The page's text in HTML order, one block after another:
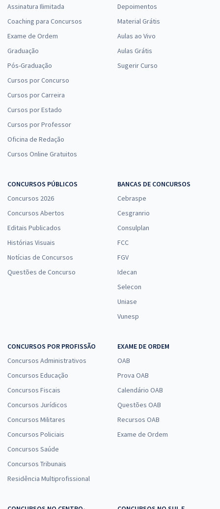
Assinatura Ilimitada
Coaching para Concursos
Exame de Ordem
Graduação
Pós-Graduação
Cursos por Concurso
Cursos por Carreira
Cursos por Estado
Cursos por Professor
Oficina de Redação
Cursos Online Gratuitos
Depoimentos
Material Grátis
Aulas ao Vivo
Aulas Grátis
Sugerir Curso
CONCURSOS PÚBLICOS
Concursos 2026
Concursos Abertos
Editais Publicados
Histórias Visuais
Notícias de Concursos
Questões de Concurso
BANCAS DE CONCURSOS
Cebraspe
Cesgranrio
Consulplan
FCC
FGV
Idecan
Selecon
Uniase
Vunesp
CONCURSOS POR PROFISSÃO
Concursos Administrativos
Concursos Educação
Concursos Fiscais
Concursos Jurídicos
Concursos Militares
Concursos Policiais
Concursos Saúde
Concursos Tribunais
Residência Multiprofissional
EXAME DE ORDEM
OAB
Prova OAB
Calendário OAB
Questões OAB
Recursos OAB
Exame de Ordem